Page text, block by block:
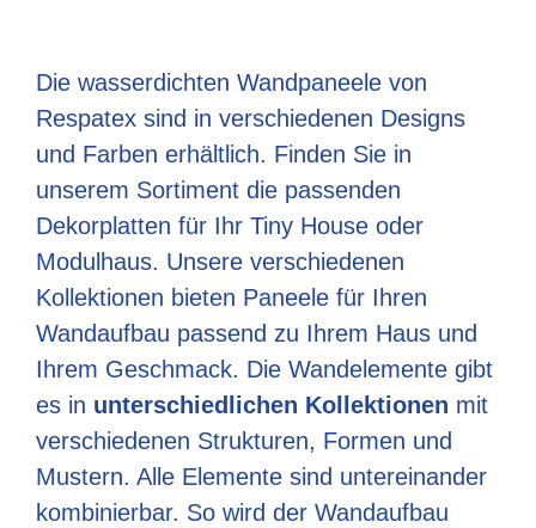
Die wasserdichten Wandpaneele von
Respatex sind in verschiedenen Designs
und Farben erhältlich. Finden Sie in
unserem Sortiment die passenden
Dekorplatten für Ihr Tiny House oder
Modulhaus. Unsere verschiedenen
Kollektionen bieten Paneele für Ihren
Wandaufbau passend zu Ihrem Haus und
Ihrem Geschmack. Die Wandelemente gibt
es in unterschiedlichen Kollektionen mit
verschiedenen Strukturen, Formen und
Mustern. Alle Elemente sind untereinander
kombinierbar. So wird der Wandaufbau